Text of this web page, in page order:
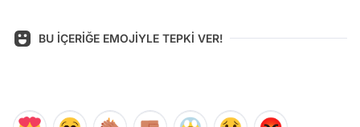
BU İÇERİĞE EMOJİYLE TEPKİ VER!